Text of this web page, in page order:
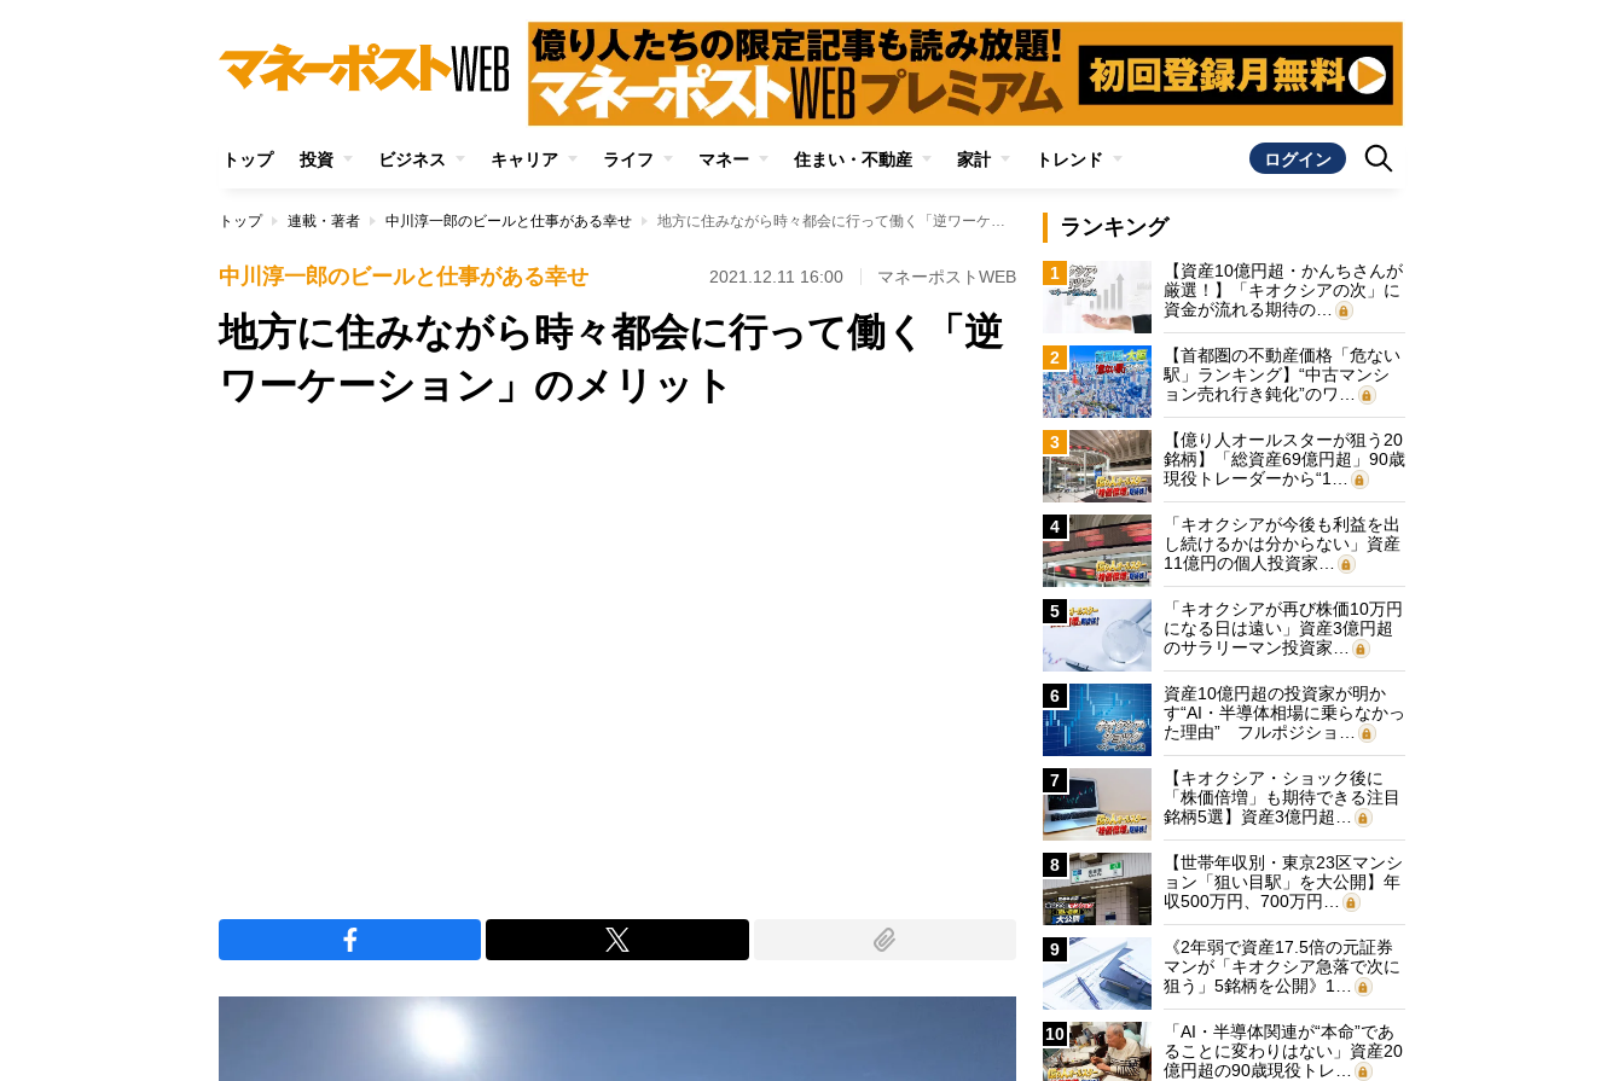
トップ 投資 ビジネス キャリア ライフ マネー 住まい・不動産 家計 トレンド ログイン
トップ 連載・著者 中川淳一郎のビールと仕事がある幸せ 地方に住みながら時々都会に行って働く「逆ワーケーション」のメリット
中川淳一郎のビールと仕事がある幸せ 2021.12.11 16:00 マネーポストWEB
地方に住みながら時々都会に行って働く「逆
ワーケーション」のメリット
ランキング
1
【資産10億円超・かんちさんが
厳選！】「キオクシアの次」に
資金が流れる期待の…
2
【首都圏の不動産価格「危ない
駅」ランキング】“中古マンシ
ョン売れ行き鈍化”のワ…
3
【億り人オールスターが狙う20
銘柄】「総資産69億円超」90歳
現役トレーダーから“1…
4
「キオクシアが今後も利益を出
し続けるかは分からない」資産
11億円の個人投資家…
5
「キオクシアが再び株価10万円
になる日は遠い」資産3億円超
のサラリーマン投資家…
6
資産10億円超の投資家が明か
す“AI・半導体相場に乗らなかっ
た理由” フルポジショ…
7
【キオクシア・ショック後に
「株価倍増」も期待できる注目
銘柄5選】資産3億円超…
8
【世帯年収別・東京23区マンシ
ョン「狙い目駅」を大公開】年
収500万円、700万円…
9
《2年弱で資産17.5倍の元証券
マンが「キオクシア急落で次に
狙う」5銘柄を公開》1…
10
「AI・半導体関連が“本命”であ
ることに変わりはない」資産20
億円超の90歳現役トレ…